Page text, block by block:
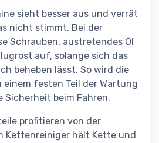
sieht besser aus und verrät
nicht stimmt. Bei der
Schrauben, austretendes Öl
auf, solange sich das
beheben lässt. So wird die
einem festen Teil der Wartung
beim Fahren.
profitieren von der
Kettenreiniger hält Kette und